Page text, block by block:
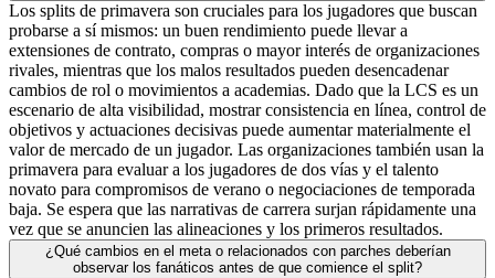
Los splits de primavera son cruciales para los jugadores que buscan
probarse a sí mismos: un buen rendimiento puede llevar a
extensiones de contrato, compras o mayor interés de organizaciones
rivales, mientras que los malos resultados pueden desencadenar
cambios de rol o movimientos a academias. Dado que la LCS es un
escenario de alta visibilidad, mostrar consistencia en línea, control de
objetivos y actuaciones decisivas puede aumentar materialmente el
valor de mercado de un jugador. Las organizaciones también usan la
primavera para evaluar a los jugadores de dos vías y el talento
novato para compromisos de verano o negociaciones de temporada
baja. Se espera que las narrativas de carrera surjan rápidamente una
vez que se anuncien las alineaciones y los primeros resultados.
¿Qué cambios en el meta o relacionados con parches deberían
observar los fanáticos antes de que comience el split?